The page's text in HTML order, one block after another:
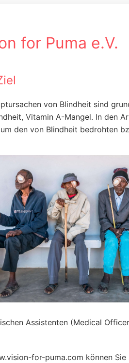
for Puma e.V.
von Blindheit sind
Vitamin A-Mangel. In den
den von Blindheit bedrohten
Assistenten (Medical
for-puma.com können